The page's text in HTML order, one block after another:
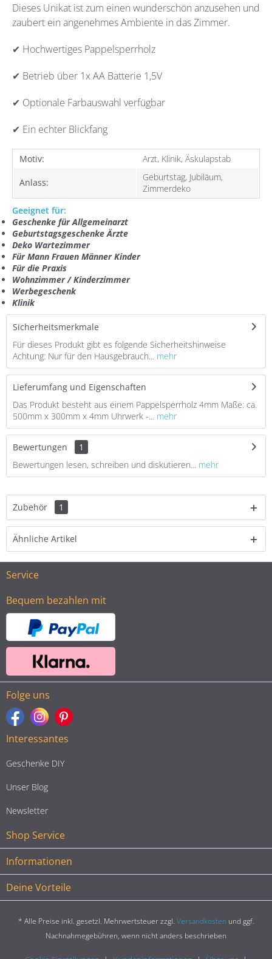
Dieses Unikat ist zum einen wunderschön anzusehen und
zaubert ein angenehmes Ambiente in das Zimmer.
✔ Hochwertiges Pappelsperrholz
✔ Betrieb über 1x AA Batterie 1,5V
✔ Optionale Farbauswahl verfügbar
✔ Ein echter Blickfang
Motiv: Arzt, Klinik, Äskulapstab
Anlass:
Geburtstag, Jubiläum,
Zimmerdeko
Geeignet für:
Geschenke für Allgemeinarzt
Geburtstagsgeschenke Ärzte
Deko Wartezimmer
Für Mann Frauen Männer Kinder
Für die Praxis
Wohnzimmer / Kinderzimmer
Werbegeschenk
Klinik
Sicherheitsmerkmale
Für dieses Produkt gibt es folgende Sicherheitshinweise
Achtung: Nur für den Hausgebrauch...
mehr
Lieferumfang und Eigenschaften
Das Produkt besteht aus einem Pappelsperrholz 4mm Maße: ca.
500mm x 300mm x 4mm Uhrwerk -...
mehr
Bewertungen
1
Bewertungen lesen, schreiben und diskutieren...
mehr
Zubehör 1
Ähnliche Artikel
Service
Bequem bezahlen mit
Folge uns
Interessantes
Geschenke DIY
Unser Blog
Newsletter
Shop Service
Informationen
Deine Vorteile
* Alle Preise inkl. gesetzl. Mehrwertsteuer zzgl. Versandkosten und ggf.
Nachnahmegebühren, wenn nicht anders beschrieben